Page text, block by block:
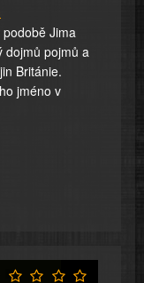
Jima
dojmů pojmů a
Británie.
jméno v